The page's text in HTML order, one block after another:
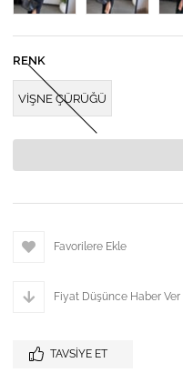
RENK
VİŞNE ÇÜRÜĞÜ
Favorilere Ekle
Fiyat Düşünce Haber Ver
TAVSIYE ET